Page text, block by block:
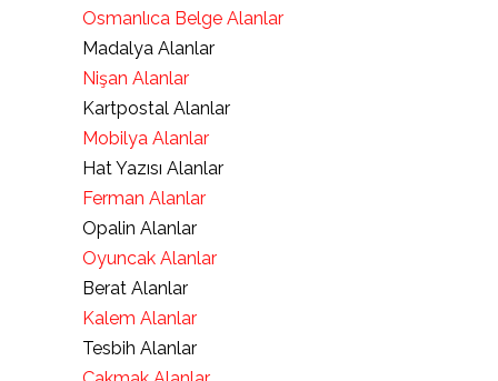
Osmanlıca Belge Alanlar
Madalya Alanlar
Nişan Alanlar
Kartpostal Alanlar
Mobilya Alanlar
Hat Yazısı Alanlar
Ferman Alanlar
Opalin Alanlar
Oyuncak Alanlar
Berat Alanlar
Kalem Alanlar
Tesbih Alanlar